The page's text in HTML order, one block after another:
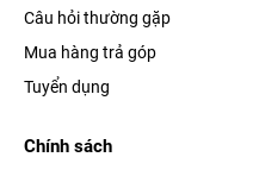
Câu hỏi thường gặp
Mua hàng trả góp
Tuyển dụng
Chính sách